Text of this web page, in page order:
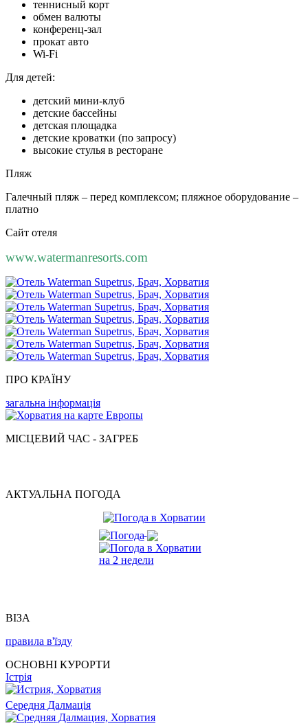
теннисный корт
обмен валюты
конференц-зал
прокат авто
Wi-Fi
Для детей:
детский мини-клуб
детские бассейны
детская площадка
детские кроватки (по запросу)
высокие стулья в ресторане
Пляж
Галечный пляж – перед комплексом; пляжное оборудование –
платно
Сайт отеля
www.watermanresorts.com
ПРО КРАЇНУ
загальна інформація
МІСЦЕВИЙ ЧАС - ЗАГРЕБ
АКТУАЛЬНА ПОГОДА
ВІЗА
правила в'їзду
ОСНОВНІ КУРОРТИ
Істрія
Середня Далмація